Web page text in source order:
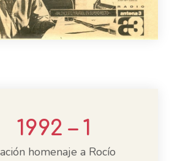
1992 – 1
homenaje a Rocío